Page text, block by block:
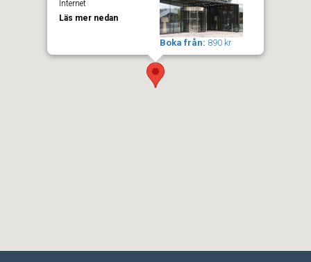
Internet
Läs mer nedan
Boka från: 890 kr